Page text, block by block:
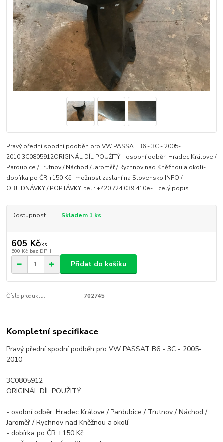
Pravý přední spodní podběh pro VW PASSAT B6 - 3C - 2005-
2010 3C0805912ORIGINÁL DÍL POUŽITÝ - osobní odběr: Hradec Králove /
Pardubice / Trutnov / Náchod / Jaroměř / Rychnov nad Kněžnou a okolí-
dobírka po ČR +150 Kč- možnost zaslaní na Slovensko INFO /
OBJEDNÁVKY / POPTÁVKY: tel.: +420 724 039 410e-... celý popis
Dostupnost Skladem 1 ks
605 Kč/ks
500 Kč bez DPH
Přidat do košíku
Číslo produktu: 702745
Kompletní specifikace
Pravý přední spodní podběh pro VW PASSAT B6 - 3C - 2005-
2010
3C0805912
ORIGINÁL DÍL POUŽITÝ
- osobní odběr: Hradec Králove / Pardubice / Trutnov / Náchod /
Jaroměř / Rychnov nad Kněžnou a okolí
- dobírka po ČR +150 Kč